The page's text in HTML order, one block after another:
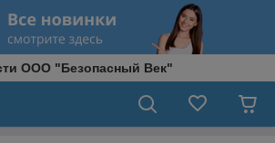
ООО "Безопасный Век"